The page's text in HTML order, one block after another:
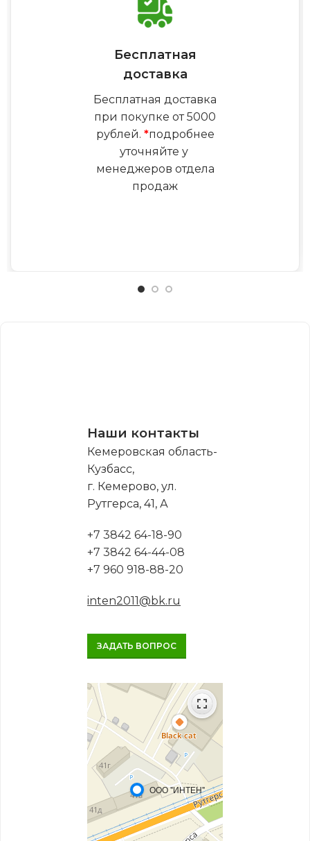
Бесплатная
доставка
Бесплатная доставка
при покупке от 5000
рублей. *подробнее
уточняйте у
менеджеров отдела
продаж
Наши контакты
Кемеровская область-
Кузбасс,
г. Кемерово, ул.
Рутгерса, 41, А
+7 3842 64-18-90
+7 3842 64-44-08
+7 960 918-88-20
inten2011@bk.ru
ЗАДАТЬ ВОПРОС